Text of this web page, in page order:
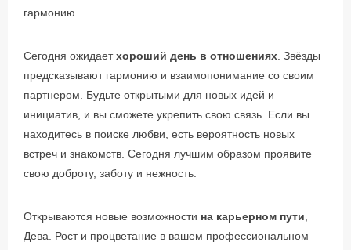
гармонию.
Сегодня ожидаетхороший день в отношениях . Звёзды
предсказывают гармонию и взаимопонимание со своим
партнером. Будьте открытыми для новых идей и
инициатив, и вы сможете укрепить свою связь. Если вы
находитесь в поиске любви, есть вероятность новых
встреч и знакомств. Сегодня лучшим образом проявите
свою доброту, заботу и нежность.
Открываются новые возможности на карьерном пути
Дева. Рост и процветание в вашем профессиональном